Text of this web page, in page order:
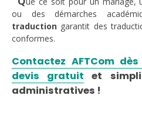
ou des démarches
traduction garantit des
conformes.
Contactez AFTCom
devis gratuit et
administratives !